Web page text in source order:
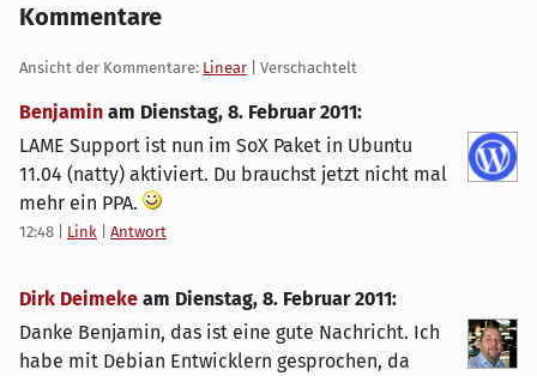
Kommentare
Ansicht der Kommentare: Linear | Verschachtelt
Benjamin am Dienstag, 8. Februar 2011:
LAME Support ist nun im SoX Paket in Ubuntu
11.04 (natty) aktiviert. Du brauchst jetzt nicht mal
mehr ein PPA.
12:48 Link Antwort
Dirk Deimeke am Dienstag, 8. Februar 2011:
Danke Benjamin, das ist eine gute Nachricht. Ich
habe mit Debian Entwicklern gesprochen, da